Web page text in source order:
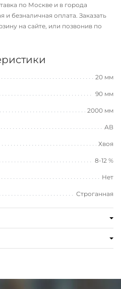
по Москве и в города
безналичная оплата. Заказать
на сайте, или позвонив по
20 мм
90 мм
2000 мм
АВ
Хвоя
8-12 %
Нет
Строганная